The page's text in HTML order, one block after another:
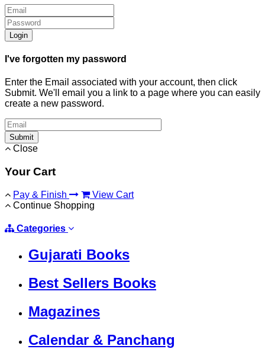
Login
I've forgotten my password
Enter the Email associated with your account, then click
Submit. We'll email you a link to a page where you can easily
create a new password.
Submit
Close
Your Cart
Pay & Finish
View Cart
Continue Shopping
Categories
Gujarati Books
Best Sellers Books
Magazines
Calendar & Panchang